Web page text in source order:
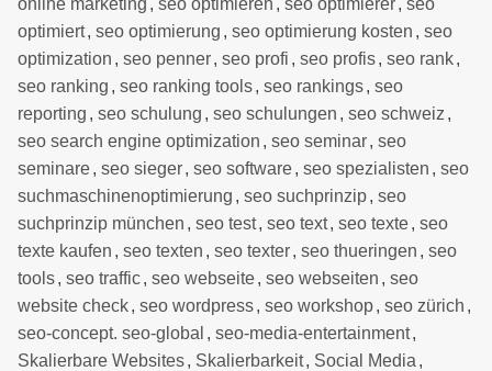
optimiert, seo optimierung , seo optimierung kosten , seo
optimization , seo penner, seo profi , seo profis, seo rank,
seo ranking , seo ranking tools, seo rankings, seo
reporting , seo schulung , seo schulungen , seo schweiz ,
seo search engine optimization , seo seminar, seo
seminare, seo sieger, seo software, seo spezialisten , seo
suchmaschinenoptimierung , seo suchprinzip, seo
suchprinzip münchen , seo test, seo text, seo texte, seo
texte kaufen , seo texten , seo texter, seo thueringen , seo
tools, seo traffic, seo webseite, seo webseiten , seo
website check, seo wordpress, seo workshop, seo zürich ,
seo-concept. seo-global , seo-media-entertainment,
Skalierbare Websites, Skalierbarkeit, Social Media ,